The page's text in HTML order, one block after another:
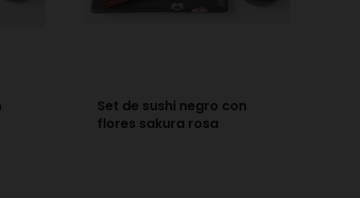
Set de sushi negro con
flores sakura rosa